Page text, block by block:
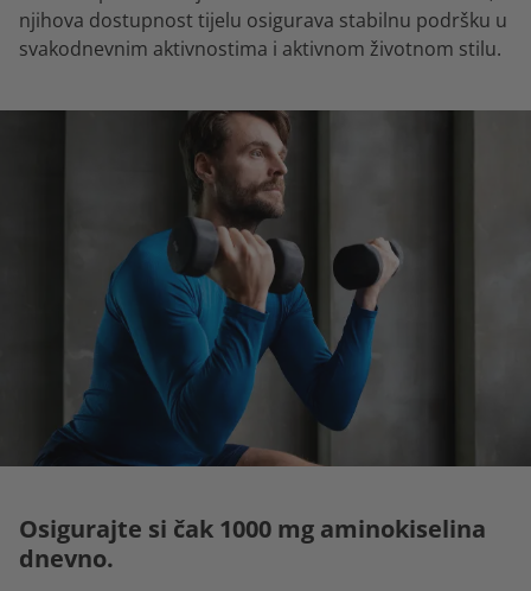
njihova dostupnost tijelu osigurava stabilnu podršku u
svakodnevnim aktivnostima i aktivnom životnom stilu.
Osigurajte si čak 1000 mg aminokiselina
dnevno.